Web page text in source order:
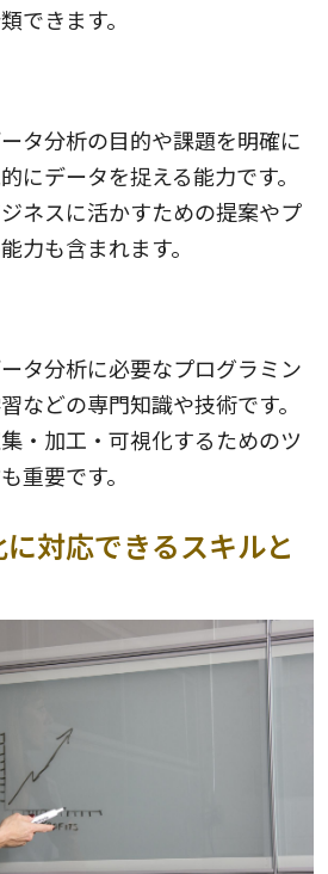
できます。
タ分析の目的や課題を明確に
にデータを捉える能力です。
ネスに活かすための提案やプ
力も含まれます。
タ分析に必要なプログラミン
などの専門知識や技術です。
・加工・可視化するためのツ
重要です。
対応できるスキルと